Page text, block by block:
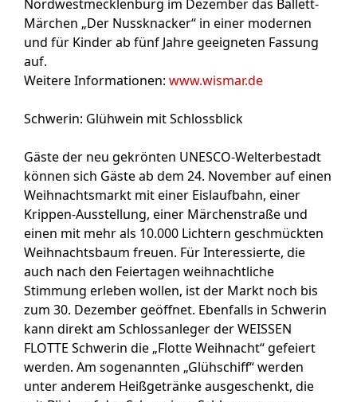
Nordwestmecklenburg im Dezember das Ballett-
Märchen „Der Nussknacker“ in einer modernen
und für Kinder ab fünf Jahre geeigneten Fassung
auf.
Weitere Informationen: www.wismar.de
Schwerin: Glühwein mit Schlossblick
Gäste der neu gekrönten UNESCO-Welterbestadt
können sich Gäste ab dem 24. November auf einen
Weihnachtsmarkt mit einer Eislaufbahn, einer
Krippen-Ausstellung, einer Märchenstraße und
einen mit mehr als 10.000 Lichtern geschmückten
Weihnachtsbaum freuen. Für Interessierte, die
auch nach den Feiertagen weihnachtliche
Stimmung erleben wollen, ist der Markt noch bis
zum 30. Dezember geöffnet. Ebenfalls in Schwerin
kann direkt am Schlossanleger der WEISSEN
FLOTTE Schwerin die „Flotte Weihnacht“ gefeiert
werden. Am sogenannten „Glühschiff“ werden
unter anderem Heißgetränke ausgeschenkt, die